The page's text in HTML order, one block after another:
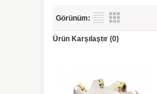
Görünüm:
Ürün Karşılaştır (0)